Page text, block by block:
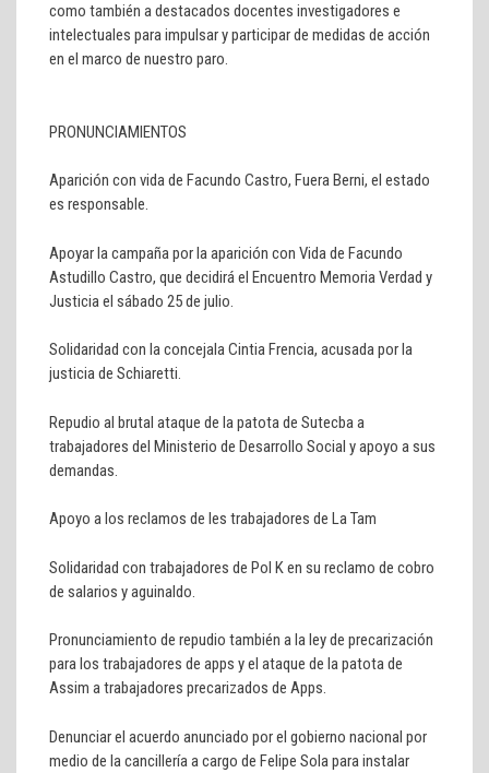
como también a destacados docentes investigadores e
intelectuales para impulsar y participar de medidas de acción
en el marco de nuestro paro.
PRONUNCIAMIENTOS
Aparición con vida de Facundo Castro, Fuera Berni, el estado
es responsable.
Apoyar la campaña por la aparición con Vida de Facundo
Astudillo Castro, que decidirá el Encuentro Memoria Verdad y
Justicia el sábado 25 de julio.
Solidaridad con la concejala Cintia Frencia, acusada por la
justicia de Schiaretti.
Repudio al brutal ataque de la patota de Sutecba a
trabajadores del Ministerio de Desarrollo Social y apoyo a sus
demandas.
Apoyo a los reclamos de les trabajadores de La Tam
Solidaridad con trabajadores de Pol K en su reclamo de cobro
de salarios y aguinaldo.
Pronunciamiento de repudio también a la ley de precarización
para los trabajadores de apps y el ataque de la patota de
Assim a trabajadores precarizados de Apps.
Denunciar el acuerdo anunciado por el gobierno nacional por
medio de la cancillería a cargo de Felipe Sola para instalar